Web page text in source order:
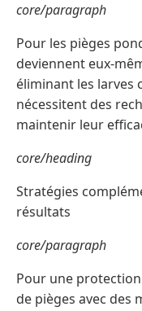
core/paragraph
Pour les pièges
deviennent eux-
éliminant les larves
nécessitent des
maintenir leur
core/heading
Stratégies
résultats
core/paragraph
Pour une
de pièges avec des